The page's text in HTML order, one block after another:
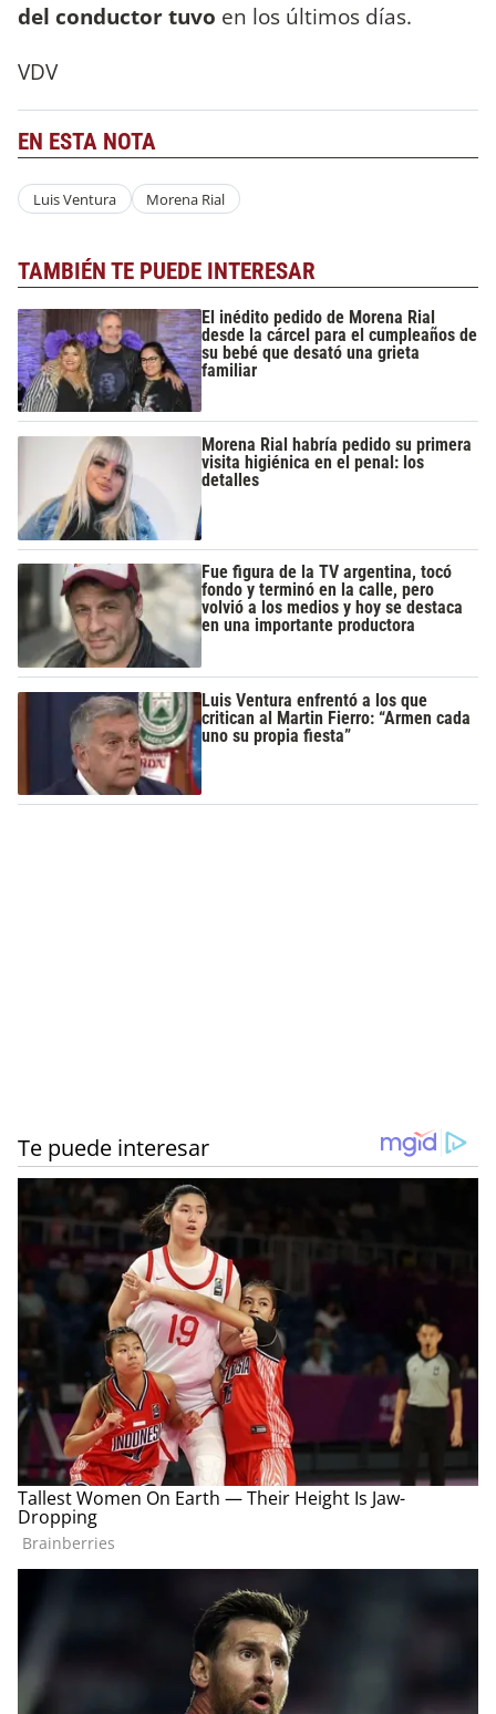
del conductor tuvo en los últimos días.
VDV
EN ESTA NOTA
Luis Ventura Morena Rial
TAMBIÉN TE PUEDE INTERESAR
El inédito pedido de Morena Rial
desde la cárcel para el cumpleaños de
su bebé que desató una grieta
familiar
Morena Rial habría pedido su primera
visita higiénica en el penal: los
detalles
Fue figura de la TV argentina, tocó
fondo y terminó en la calle, pero
volvió a los medios y hoy se destaca
en una importante productora
Luis Ventura enfrentó a los que
critican al Martin Fierro: “Armen cada
uno su propia fiesta”